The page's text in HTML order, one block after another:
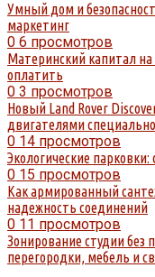
Умный дом и
маркетинг
0 6 просмотров
Материнский капитал
оплатить
0 3 просмотров
Новый Land Rover
двигателями
0 14 просмотров
Экологические
0 15 просмотров
Как армированный
надежность соединений
0 11 просмотров
Зонирование студии без
перегородки, мебель и